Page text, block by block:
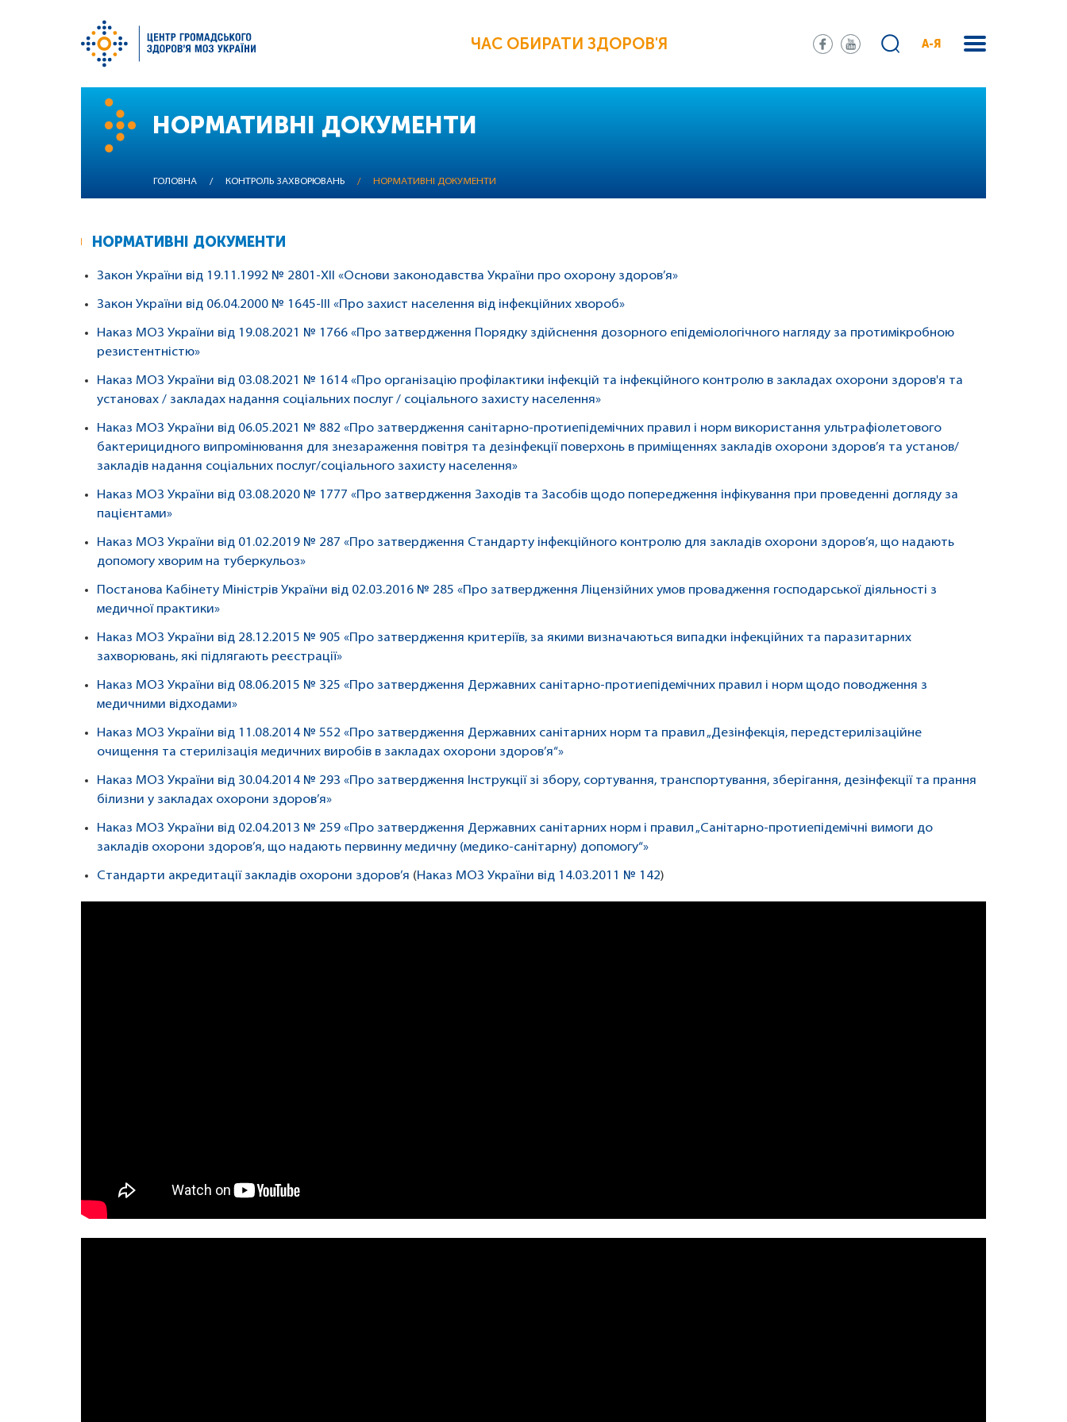
ЧАС ОБИРАТИ ЗДОРОВ'Я А-Я
НОРМАТИВНІ ДОКУМЕНТИ
ГОЛОВНА / КОНТРОЛЬ ЗАХВОРЮВАНЬ / НОРМАТИВНІ ДОКУМЕНТИ
НОРМАТИВНІ ДОКУМЕНТИ
Закон України від 19.11.1992 № 2801-XII «Основи законодавства України про охорону здоров’я»
Закон України від 06.04.2000 № 1645-III «Про захист населення від інфекційних хвороб»
Наказ МОЗ України від 19.08.2021 № 1766 «Про затвердження Порядку здійснення дозорного епідеміологічного нагляду за протимікробною
резистентністю»
Наказ МОЗ України від 03.08.2021 № 1614 «Про організацію профілактики інфекцій та інфекційного контролю в закладах охорони здоров'я та
установах / закладах надання соціальних послуг / соціального захисту населення»
Наказ МОЗ України від 06.05.2021 № 882 «Про затвердження санітарно-протиепідемічних правил і норм використання ультрафіолетового
бактерицидного випромінювання для знезараження повітря та дезінфекції поверхонь в приміщеннях закладів охорони здоров’я та установ/
закладів надання соціальних послуг/соціального захисту населення»
Наказ МОЗ України від 03.08.2020 № 1777 «Про затвердження Заходів та Засобів щодо попередження інфікування при проведенні догляду за
пацієнтами»
Наказ МОЗ України від 01.02.2019 № 287 «Про затвердження Стандарту інфекційного контролю для закладів охорони здоров’я, що надають
допомогу хворим на туберкульоз»
Постанова Кабінету Міністрів України від 02.03.2016 № 285 «Про затвердження Ліцензійних умов провадження господарської діяльності з
медичної практики»
Наказ МОЗ України від 28.12.2015 № 905 «Про затвердження критеріїв, за якими визначаються випадки інфекційних та паразитарних
захворювань, які підлягають реєстрації»
Наказ МОЗ України від 08.06.2015 № 325 «Про затвердження Державних санітарно-протиепідемічних правил і норм щодо поводження з
медичними відходами»
Наказ МОЗ України від 11.08.2014 № 552 «Про затвердження Державних санітарних норм та правил „Дезінфекція, передстерилізаційне
очищення та стерилізація медичних виробів в закладах охорони здоров’я“»
Наказ МОЗ України від 30.04.2014 № 293 «Про затвердження Інструкції зі збору, сортування, транспортування, зберігання, дезінфекції та прання
білизни у закладах охорони здоров’я»
Наказ МОЗ України від 02.04.2013 № 259 «Про затвердження Державних санітарних норм і правил „Санітарно-протиепідемічні вимоги до
закладів охорони здоров’я, що надають первинну медичну (медико-санітарну) допомогу“»
Стандарти акредитації закладів охорони здоров’я (Наказ МОЗ України від 14.03.2011 № 142)